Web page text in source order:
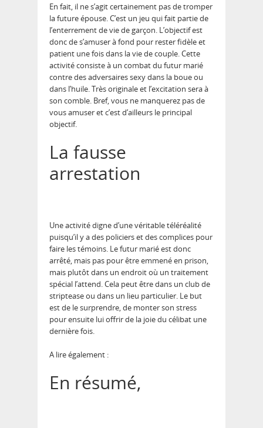
En fait, il ne s’agit certainement pas de tromper
la future épouse. C’est un jeu qui fait partie de
l’enterrement de vie de garçon. L’objectif est
donc de s’amuser à fond pour rester fidèle et
patient une fois dans la vie de couple. Cette
activité consiste à un combat du futur marié
contre des adversaires sexy dans la boue ou
dans l’huile. Très originale et l’excitation sera à
son comble. Bref, vous ne manquerez pas de
vous amuser et c’est d’ailleurs le principal
objectif.
La fausse
arrestation
Une activité digne d’une véritable téléréalité
puisqu’il y a des policiers et des complices pour
faire les témoins. Le futur marié est donc
arrêté, mais pas pour être emmené en prison,
mais plutôt dans un endroit où un traitement
spécial l’attend. Cela peut être dans un club de
striptease ou dans un lieu particulier. Le but
est de le surprendre, de monter son stress
pour ensuite lui offrir de la joie du célibat une
dernière fois.
A lire également :
En résumé,